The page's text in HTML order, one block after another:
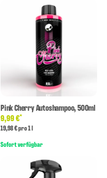
Pink Cherry Autoshampoo, 500ml
9,99 €*
19,98 € pro 1 l
Sofort verfügbar